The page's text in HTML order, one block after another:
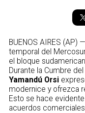
BUENOS AIRES (AP)
temporal del
el bloque
Durante la Cumbre
Yamandú Orsi
modernice y ofrezca
Esto se hace
acuerdos